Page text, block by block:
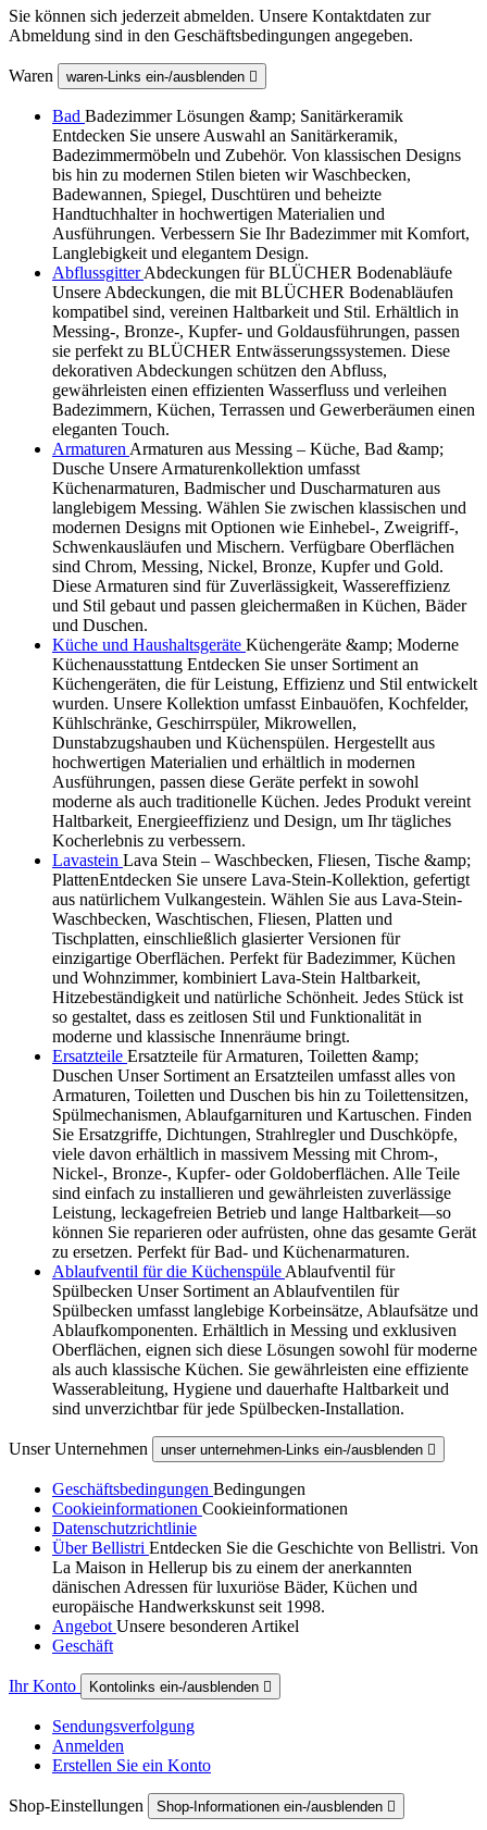
Sie können sich jederzeit abmelden. Unsere Kontaktdaten zur
Abmeldung sind in den Geschäftsbedingungen angegeben.
Waren waren-Links ein-/ausblenden 
Bad Badezimmer Lösungen &amp; Sanitärkeramik
Entdecken Sie unsere Auswahl an Sanitärkeramik,
Badezimmermöbeln und Zubehör. Von klassischen Designs
bis hin zu modernen Stilen bieten wir Waschbecken,
Badewannen, Spiegel, Duschtüren und beheizte
Handtuchhalter in hochwertigen Materialien und
Ausführungen. Verbessern Sie Ihr Badezimmer mit Komfort,
Langlebigkeit und elegantem Design.
AbflussgitterAbdeckungen für BLÜCHER Bodenabläufe
Unsere Abdeckungen, die mit BLÜCHER Bodenabläufen
kompatibel sind, vereinen Haltbarkeit und Stil. Erhältlich in
Messing-, Bronze-, Kupfer- und Goldausführungen, passen
sie perfekt zu BLÜCHER Entwässerungssystemen. Diese
dekorativen Abdeckungen schützen den Abfluss,
gewährleisten einen effizienten Wasserfluss und verleihen
Badezimmern, Küchen, Terrassen und Gewerberäumen einen
eleganten Touch.
Armaturen Armaturen aus Messing – Küche, Bad &amp;
Dusche Unsere Armaturenkollektion umfasst
Küchenarmaturen, Badmischer und Duscharmaturen aus
langlebigem Messing. Wählen Sie zwischen klassischen und
modernen Designs mit Optionen wie Einhebel-, Zweigriff-,
Schwenkausläufen und Mischern. Verfügbare Oberflächen
sind Chrom, Messing, Nickel, Bronze, Kupfer und Gold.
Diese Armaturen sind für Zuverlässigkeit, Wassereffizienz
und Stil gebaut und passen gleichermaßen in Küchen, Bäder
und Duschen.
Küche und Haushaltsgeräte Küchengeräte &amp; Moderne
Küchenausstattung Entdecken Sie unser Sortiment an
Küchengeräten, die für Leistung, Effizienz und Stil entwickelt
wurden. Unsere Kollektion umfasst Einbauöfen, Kochfelder,
Kühlschränke, Geschirrspüler, Mikrowellen,
Dunstabzugshauben und Küchenspülen. Hergestellt aus
hochwertigen Materialien und erhältlich in modernen
Ausführungen, passen diese Geräte perfekt in sowohl
moderne als auch traditionelle Küchen. Jedes Produkt vereint
Haltbarkeit, Energieeffizienz und Design, um Ihr tägliches
Kocherlebnis zu verbessern.
Lavastein Lava Stein – Waschbecken, Fliesen, Tische &amp;
PlattenEntdecken Sie unsere Lava-Stein-Kollektion, gefertigt
aus natürlichem Vulkangestein. Wählen Sie aus Lava-Stein-
Waschbecken, Waschtischen, Fliesen, Platten und
Tischplatten, einschließlich glasierter Versionen für
einzigartige Oberflächen. Perfekt für Badezimmer, Küchen
und Wohnzimmer, kombiniert Lava-Stein Haltbarkeit,
Hitzebeständigkeit und natürliche Schönheit. Jedes Stück ist
so gestaltet, dass es zeitlosen Stil und Funktionalität in
moderne und klassische Innenräume bringt.
Ersatzteile Ersatzteile für Armaturen, Toiletten &amp;
Duschen Unser Sortiment an Ersatzteilen umfasst alles von
Armaturen, Toiletten und Duschen bis hin zu Toilettensitzen,
Spülmechanismen, Ablaufgarnituren und Kartuschen. Finden
Sie Ersatzgriffe, Dichtungen, Strahlregler und Duschköpfe,
viele davon erhältlich in massivem Messing mit Chrom-,
Nickel-, Bronze-, Kupfer- oder Goldoberflächen. Alle Teile
sind einfach zu installieren und gewährleisten zuverlässige
Leistung, leckagefreien Betrieb und lange Haltbarkeit—so
können Sie reparieren oder aufrüsten, ohne das gesamte Gerät
zu ersetzen. Perfekt für Bad- und Küchenarmaturen.
Ablaufventil für die Küchenspüle Ablaufventil für
Spülbecken Unser Sortiment an Ablaufventilen für
Spülbecken umfasst langlebige Korbeinsätze, Ablaufsätze und
Ablaufkomponenten. Erhältlich in Messing und exklusiven
Oberflächen, eignen sich diese Lösungen sowohl für moderne
als auch klassische Küchen. Sie gewährleisten eine effiziente
Wasserableitung, Hygiene und dauerhafte Haltbarkeit und
sind unverzichtbar für jede Spülbecken-Installation.
Unser Unternehmen unser unternehmen-Links ein-/ausblenden 
Geschäftsbedingungen Bedingungen
Cookieinformationen Cookieinformationen
Datenschutzrichtlinie
Über Bellistri Entdecken Sie die Geschichte von Bellistri. Von
La Maison in Hellerup bis zu einem der anerkannten
dänischen Adressen für luxuriöse Bäder, Küchen und
europäische Handwerkskunst seit 1998.
Angebot Unsere besonderen Artikel
Geschäft
Ihr Konto Kontolinks ein-/ausblenden 
Sendungsverfolgung
Anmelden
Erstellen Sie ein Konto
Shop-Einstellungen Shop-Informationen ein-/ausblenden 